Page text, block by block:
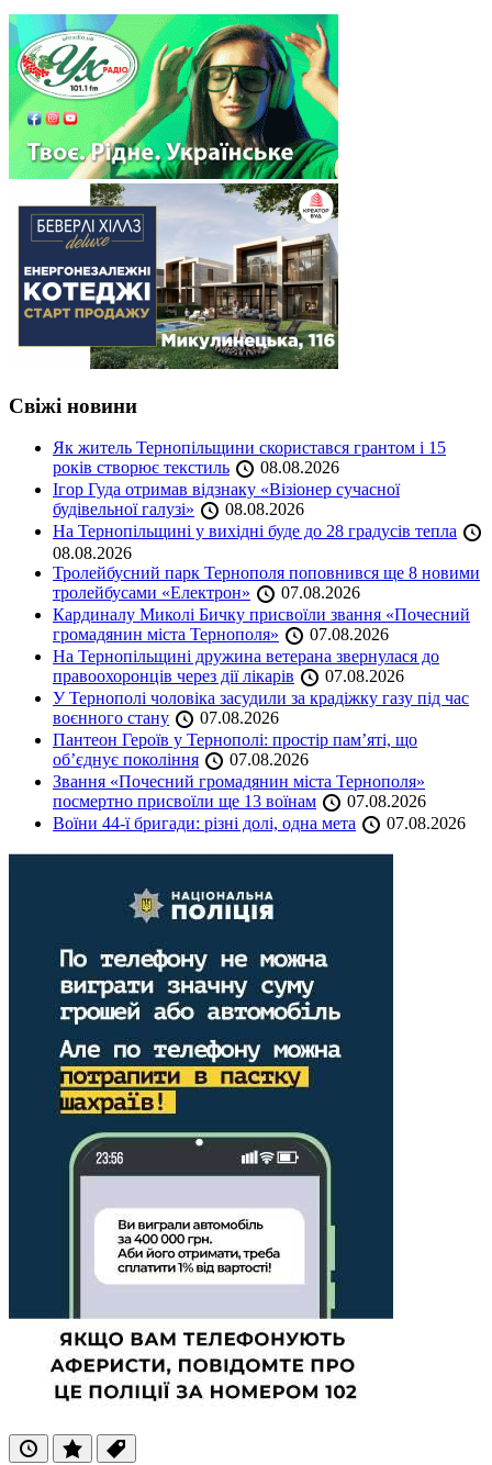
Свіжі новини
Як житель Тернопільщини скористався грантом і 15
років створює текстиль
08.08.2026
Ігор Гуда отримав відзнаку «Візіонер сучасної
будівельної галузі»
08.08.2026
На Тернопільщині у вихідні буде до 28 градусів тепла
08.08.2026
Тролейбусний парк Тернополя поповнився ще 8 новими
тролейбусами «Електрон»
07.08.2026
Кардиналу Миколі Бичку присвоїли звання «Почесний
громадянин міста Тернополя»
07.08.2026
На Тернопільщині дружина ветерана звернулася до
правоохоронців через дії лікарів
07.08.2026
У Тернополі чоловіка засудили за крадіжку газу під час
воєнного стану
07.08.2026
Пантеон Героїв у Тернополі: простір пам’яті, що
об’єднує покоління
07.08.2026
Звання «Почесний громадянин міста Тернополя»
посмертно присвоїли ще 13 воїнам
07.08.2026
Воїни 44-ї бригади: різні долі, одна мета
07.08.2026